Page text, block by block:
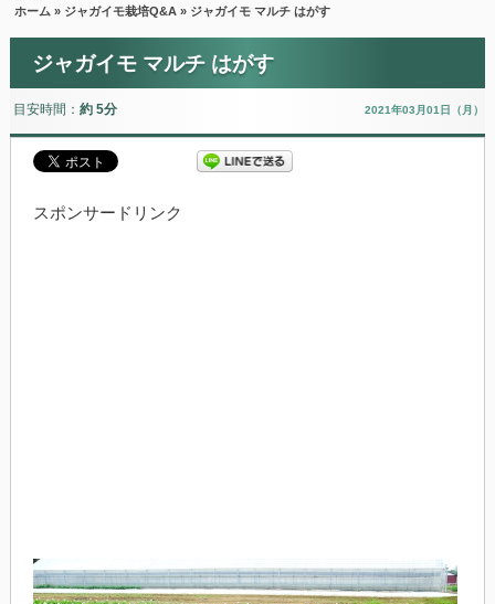
ホーム » ジャガイモ栽培Q&A » ジャガイモ マルチ はがす
ジャガイモ マルチ はがす
目安時間： 約 5分 2021年03月01日（月）
スポンサードリンク